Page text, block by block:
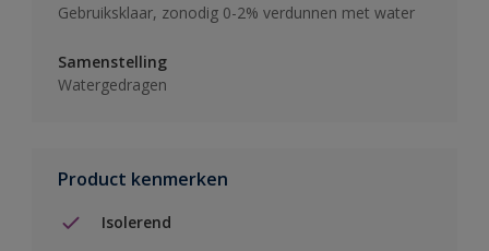
Gebruiksklaar, zonodig 0-2% verdunnen met water
Samenstelling
Watergedragen
Product kenmerken
Isolerend